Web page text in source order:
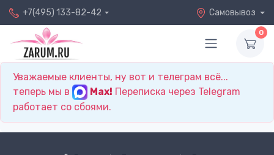
+7(495) 133-82-42 Самовывоз
0
Уважаемые клиенты, ну вот и телеграм всё...
теперь мы в
Max! Переписка через Telegram
работает со сбоями.